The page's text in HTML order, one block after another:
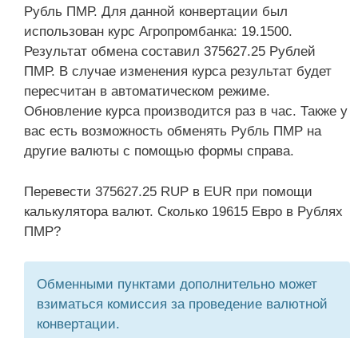
Рубль ПМР. Для данной конвертации был
использован курс Агропромбанка: 19.1500.
Результат обмена составил 375627.25 Рублей
ПМР. В случае изменения курса результат будет
пересчитан в автоматическом режиме.
Обновление курса производится раз в час. Также у
вас есть возможность обменять Рубль ПМР на
другие валюты с помощью формы справа.
Перевести 375627.25 RUP в EUR при помощи
калькулятора валют. Сколько 19615 Евро в Рублях
ПМР?
Обменными пунктами дополнительно может
взиматься комиссия за проведение валютной
конвертации.